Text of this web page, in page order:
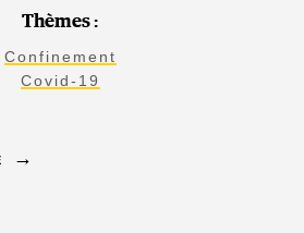
Thèmes :
Confinement
Covid-19